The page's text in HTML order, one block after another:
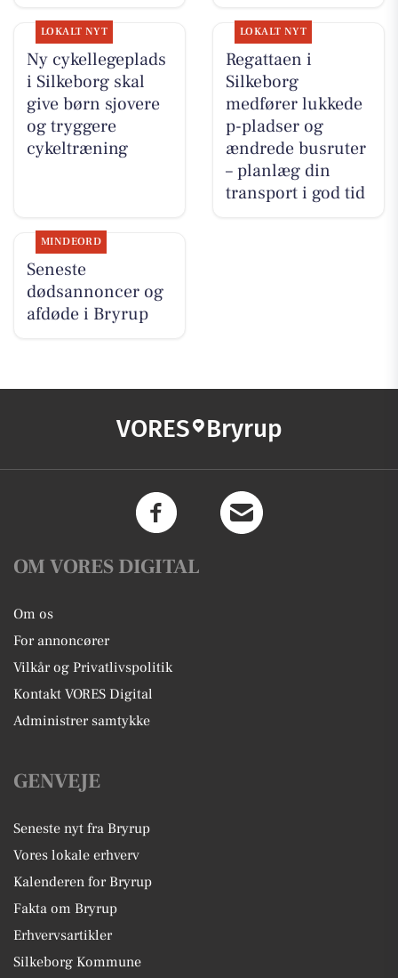
LOKALT NYT
Ny cykellegeplads
i Silkeborg skal
give børn sjovere
og tryggere
cykeltræning
LOKALT NYT
Regattaen i
Silkeborg
medfører lukkede
p-pladser og
ændrede busruter
– planlæg din
transport i god tid
MINDEORD
Seneste
dødsannoncer og
afdøde i Bryrup
VORES Bryrup
OM VORES DIGITAL
Om os
For annoncører
Vilkår og Privatlivspolitik
Kontakt VORES Digital
Administrer samtykke
GENVEJE
Seneste nyt fra Bryrup
Vores lokale erhverv
Kalenderen for Bryrup
Fakta om Bryrup
Erhvervsartikler
Silkeborg Kommune